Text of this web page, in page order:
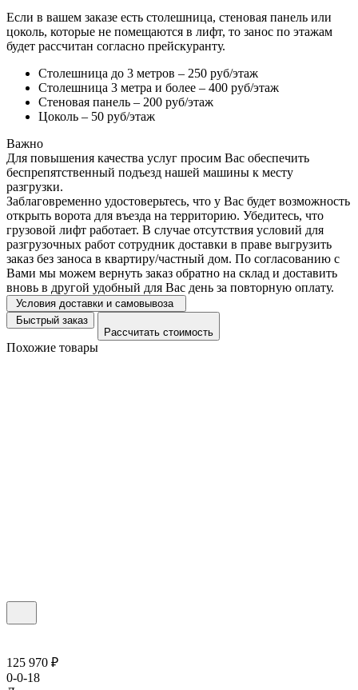
Если в вашем заказе есть столешница, стеновая панель или
цоколь, которые не помещаются в лифт, то занос по этажам
будет рассчитан согласно прейскуранту.
Столешница до 3 метров – 250 руб/этаж
Столешница 3 метра и более – 400 руб/этаж
Стеновая панель – 200 руб/этаж
Цоколь – 50 руб/этаж
Важно
Для повышения качества услуг просим Вас обеспечить
беспрепятственный подъезд нашей машины к месту
разгрузки.
Заблаговременно удостоверьтесь, что у Вас будет возможность
открыть ворота для въезда на территорию. Убедитесь, что
грузовой лифт работает. В случае отсутствия условий для
разгрузочных работ сотрудник доставки в праве выгрузить
заказ без заноса в квартиру/частный дом. По согласованию с
Вами мы можем вернуть заказ обратно на склад и доставить
вновь в другой удобный для Вас день за повторную оплату.
Условия доставки и самовывоза
Быстрый заказ
Рассчитать стоимость
Похожие товары
125 970 ₽
0-0-18